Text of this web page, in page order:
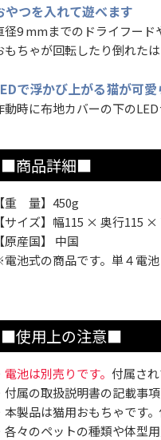
やつを入れて遊べます
径9 mmまでのドライフー
もちゃが回転したり倒れた
で浮かび上がる猫が可
動時に布地カバーの下の
■商品詳細■
【重 量】450g
【サイズ】幅115 × 奥行115
【原産国】 中国
池式の商品です。単４電
■使用上の注意■
電池は別売りです。 付属さ
付属の取扱説明書の記載事
本製品は猫用おもちゃです
各々のペットの種類や体型